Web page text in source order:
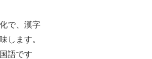
で、漢字
します。
語です